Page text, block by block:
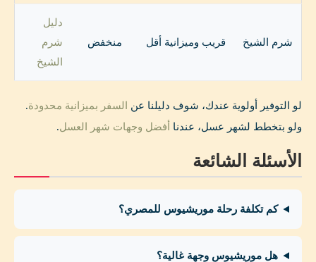
شرم الشيخ قريب وميزانية أقل منخفض
دليل
شرم
الشيخ
لو التوفير أولوية عندك، شوف دليلنا عن السفر بميزانية محدودة.
ولو بتخطط لشهر عسل، عندنا
أفضل وجهات شهر العسل.
الأسئلة الشائعة
كم تكلفة رحلة موريشيوس للمصري؟
هل موريشيوس وجهة غالية؟